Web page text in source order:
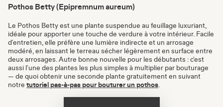
Pothos Betty (Epipremnum aureum)
Le Pothos Betty est une plante suspendue au feuillage luxuriant,
idéale pour apporter une touche de verdure à votre intérieur. Facile
d'entretien, elle préfère une lumière indirecte et un arrosage
modéré, en laissant le terreau sécher légèrement en surface entre
deux arrosages. Autre bonne nouvelle pour les débutants : c'est
aussi l'une des plantes les plus simples à multiplier par bouturage
— de quoi obtenir une seconde plante gratuitement en suivant
notre tutoriel pas-à-pas pour bouturer un pothos